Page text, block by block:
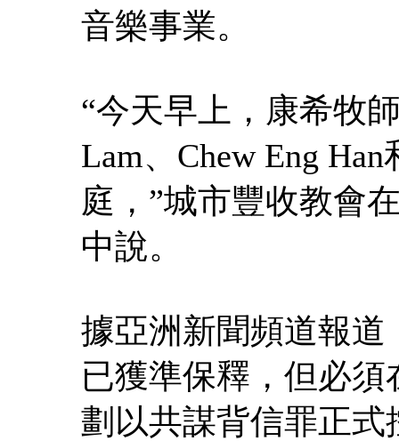
音樂事業。
“今天早上，康希牧
Lam、Chew Eng
庭，”城市豐收教會
中說。
據亞洲新聞頻道報
已獲準保釋，但必
劃以共謀背信罪正式